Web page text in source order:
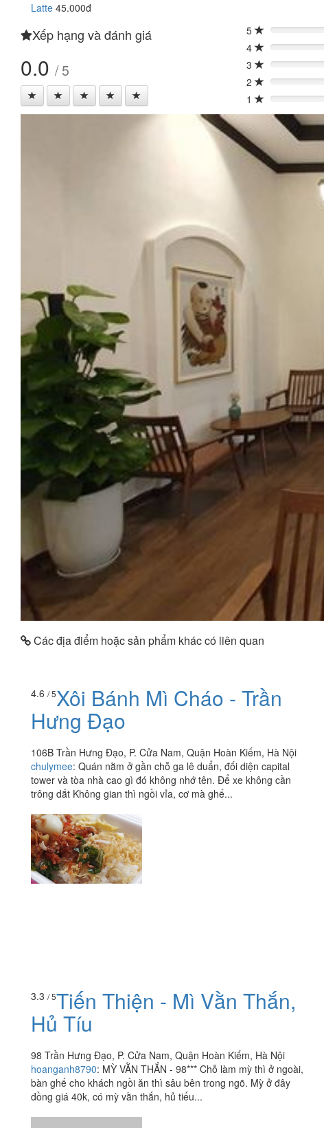
Latte 45.000đ
Xếp hạng và đánh giá
0.0 / 5
5 0%
4
0%
3
0%
2
0%
1
0%
Các địa điểm hoặc sản phẩm khác có liên quan
4.6 / 5Xôi Bánh Mì Cháo - Trần
Hưng Đạo
106B Trần Hưng Đạo, P. Cửa Nam, Quận Hoàn Kiếm, Hà Nội
chulymee: Quán nằm ở gần chỗ ga lê duẩn, đối diện capital
tower và tòa nhà cao gì đó không nhớ tên. Để xe không cần
trông dắt Không gian thì ngồi vỉa, cơ mà ghế...
98 Trần Hưng Đạo, P. Cửa Nam, Quận Hoàn Kiếm, Hà Nội
hoanganh8790
MỲ VẰN THẮN - 98*** Chỗ làm mỳ thì ở ngoài,
bàn ghế cho khách ngồi ăn thì sâu bên trong ngõ. Mỳ ở đây
đồng giá 40k, có mỳ vằn thắn, hủ tiếu...